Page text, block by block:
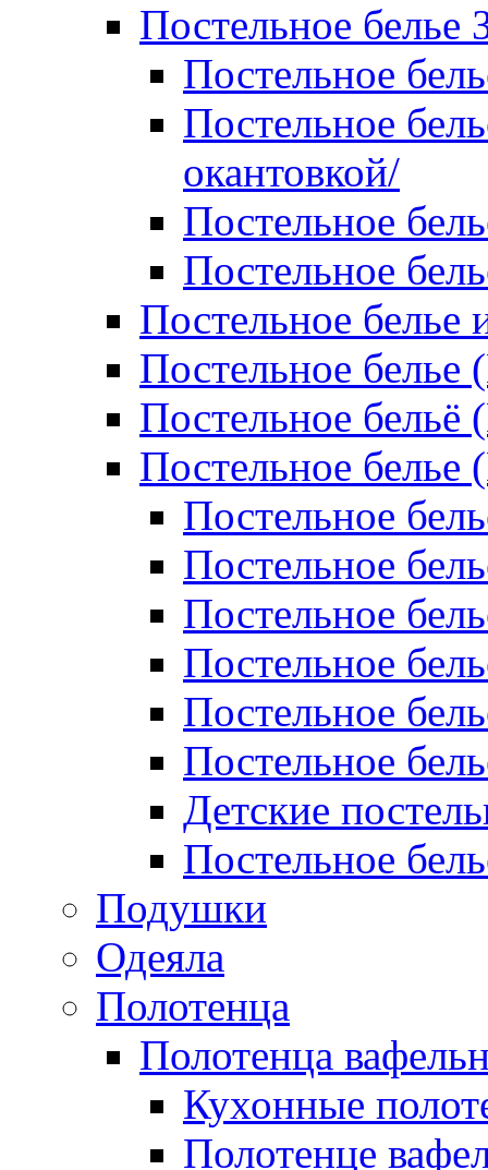
Постельное белье
Постельное
Постельное
окантовкой/
Постельное
Постельное
Постельное белье
Постельное
Постельное
Постельное
Постельное
Постельное
Постельное
Постельное
Постельное
Постельное
Детские
Постельное
Подушки
Одеяла
Полотенца
Полотенца
Кухонные
Полотенце